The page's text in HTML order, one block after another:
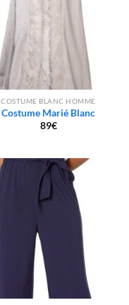
COSTUME BLANC HOMME
Costume Marié Blanc
89€